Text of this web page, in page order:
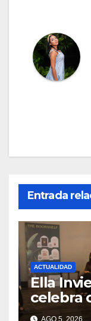
Entrada
ACTUALIDAD
Ella
celebra
AGO 5, 2026